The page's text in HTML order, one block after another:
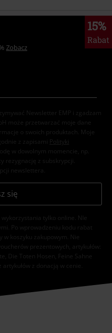
15%
Rabat
Zobacz
Newsletter EMP i zgadzam
może przetwarzać moje dane
o swoich produktach. Moje
z zapisami
Polityki
w dowolnym momencie, np.
rezygnację z subskrypcji.
newslettera.
się
tylko online. NIe
Po wprowadzeniu kodu rabat
w koszyku zakupowym. Nie
prezentowych, artykułów:
Die Toten Hosen, Feine Sahne
z donacją w cenie.